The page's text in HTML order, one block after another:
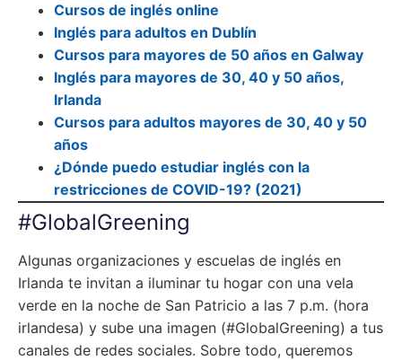
Cursos de inglés online
Inglés para adultos en Dublín
Cursos para mayores de 50 años en Galway
Inglés para mayores de 30, 40 y 50 años,
Irlanda
Cursos para adultos mayores de 30, 40 y 50
años
¿Dónde puedo estudiar inglés con la
restricciones de COVID-19? (2021)
#GlobalGreening
Algunas organizaciones y escuelas de inglés en
Irlanda te invitan a iluminar tu hogar con una vela
verde en la noche de San Patricio a las 7 p.m. (hora
irlandesa) y sube una imagen (#GlobalGreening) a tus
canales de redes sociales. Sobre todo, queremos